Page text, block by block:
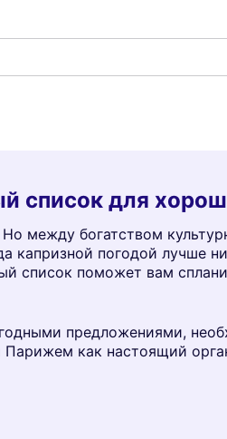
список для
между богатством
капризной погодой лучше
список поможет вам
предложениями,
как настоящий